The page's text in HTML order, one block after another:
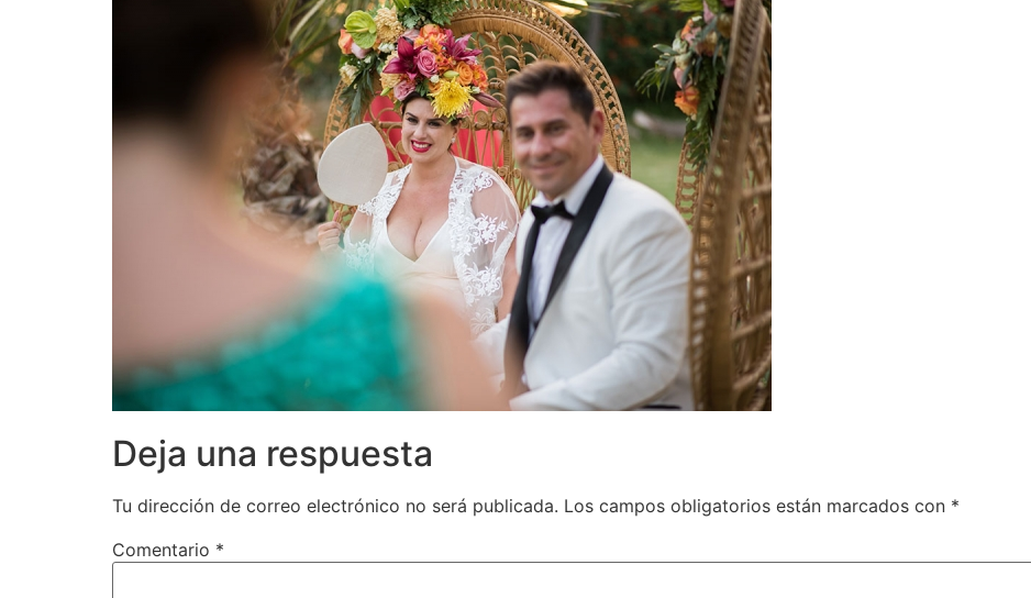
Deja una respuesta
Tu dirección de correo electrónico no será publicada. Los campos obligatorios están marcados con *
Comentario *